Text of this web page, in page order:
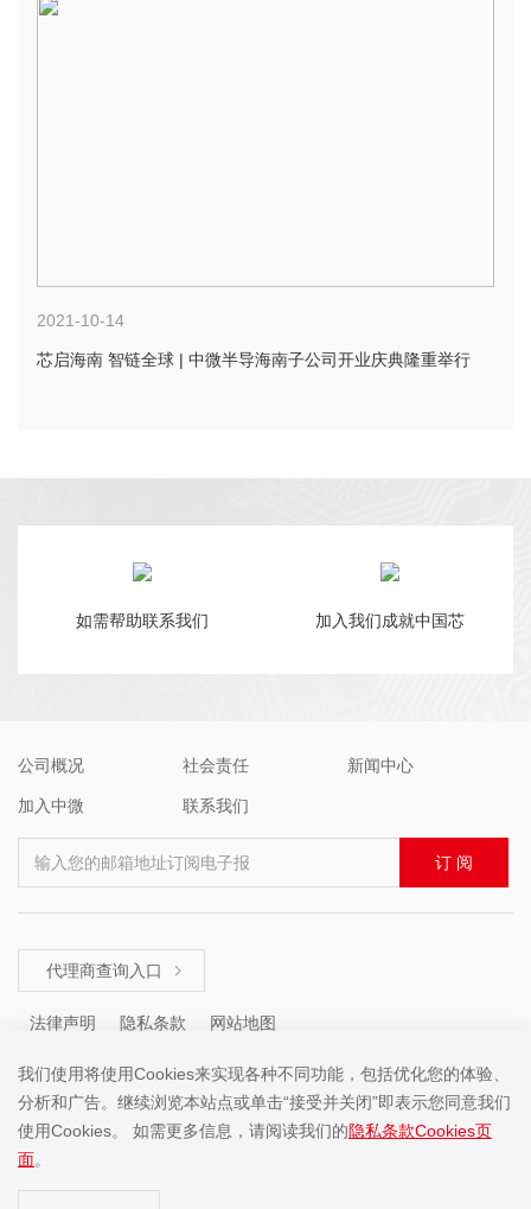
2021-10-14
芯启海南 智链全球 | 中微半导海南子公司开业庆典隆重举行
如需帮助联系我们 加入我们成就中国芯
公司概况 社会责任 新闻中心
加入中微 联系我们
输入您的邮箱地址订阅电子报 订 阅
代理商查询入口 
法律声明 隐私条款 网站地图
咨询热线 ： +86 (755) 8671 5143
我们使用将使用Cookies来实现各种不同功能，包括优化您的体验、
分析和广告。继续浏览本站点或单击“接受并关闭”即表示您同意我们
使用Cookies。 如需更多信息，请阅读我们的隐私条款Cookies页
面。